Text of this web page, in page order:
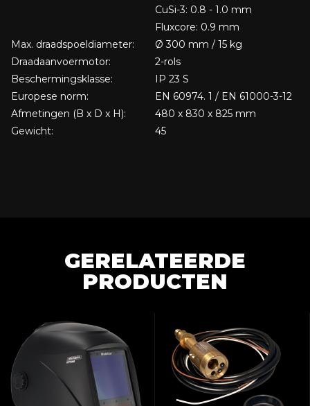
CuSi-3: 0.8 - 1.0 mm
Fluxcore: 0.9 mm
Max. draadspoeldiameter:
Ø 300 mm / 15 kg
Draadaanvoermotor:
2-rols
Beschermingsklasse:
IP 23 S
Europese norm:
EN 60974. 1 / EN 61000-3-12
Afmetingen (B x D x H):
480 x 830 x 825 mm
Gewicht:
45
GERELATEERDE
PRODUCTEN